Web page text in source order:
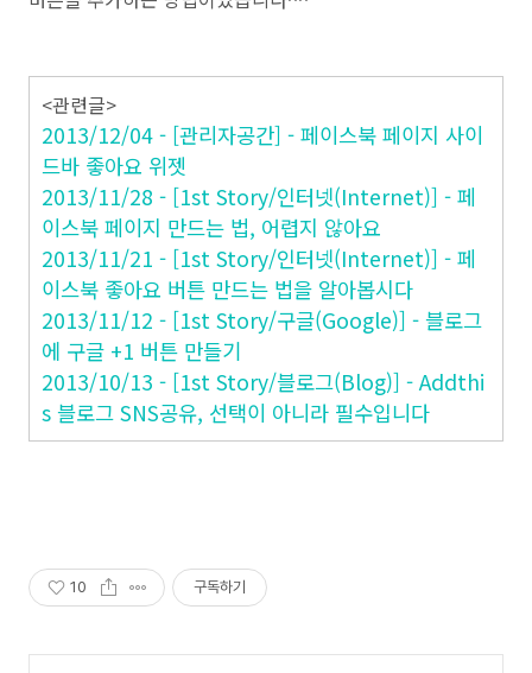
<관련글>
2013/12/04 - [관리자공간] - 페이스북 페이지 사이
드바 좋아요 위젯
2013/11/28 - [1st Story/인터넷(Internet)] - 페
이스북 페이지 만드는 법, 어렵지 않아요
2013/11/21 - [1st Story/인터넷(Internet)] - 페
이스북 좋아요 버튼 만드는 법을 알아봅시다
2013/11/12 - [1st Story/구글(Google)] - 블로그
에 구글 +1 버튼 만들기
2013/10/13 - [1st Story/블로그(Blog)] - Addthi
s 블로그 SNS공유, 선택이 아니라 필수입니다
10 구독하기